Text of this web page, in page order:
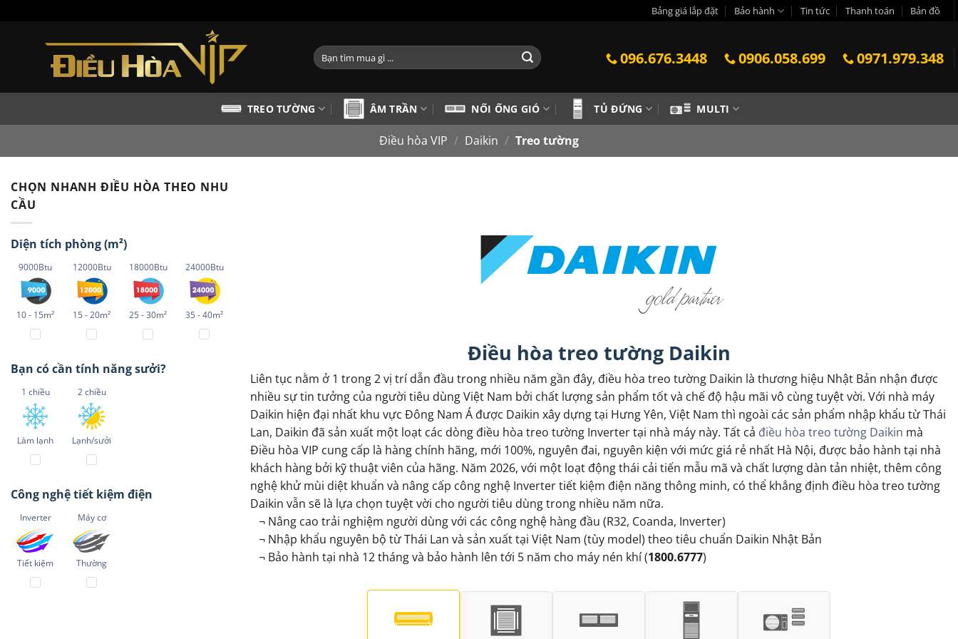
Bảng giá lắp đặt Bảo hành Tin tức Thanh toán Bản đồ
Tìm
kiếm:
096.676.3448 0906.058.699 0971.979.348
TREO TƯỜNG ÂM TRẦN NỐI ỐNG GIÓ TỦ ĐỨNG MULTI
Điều hòa VIP / Daikin / Treo tường
CHỌN NHANH ĐIỀU HÒA THEO NHU
CẦU
Diện tích phòng (m²)
9000Btu
10 - 15m²
12000Btu
15 - 20m²
18000Btu
25 - 30m²
24000Btu
35 - 40m²
Bạn có cần tính năng sưởi?
1 chiều
Làm lạnh
2 chiều
Lạnh/sưởi
Công nghệ tiết kiệm điện
Inverter
Tiết kiệm
Máy cơ
Thường
Điều hòa treo tường Daikin
Liên tục nằm ở 1 trong 2 vị trí dẫn đầu trong nhiều năm gần đây, điều hòa treo tường Daikin là thương hiệu Nhật Bản nhận được
nhiều sự tin tưởng của người tiêu dùng Việt Nam bởi chất lượng sản phẩm tốt và chế độ hậu mãi vô cùng tuyệt vời. Với nhà máy
Daikin hiện đại nhất khu vực Đông Nam Á được Daikin xây dựng tại Hưng Yên, Việt Nam thì ngoài các sản phẩm nhập khẩu từ Thái
Lan, Daikin đã sản xuất một loạt các dòng điều hòa treo tường Inverter tại nhà máy này. Tất cả điều hòa treo tường Daikin mà
Điều hòa VIP cung cấp là hàng chính hãng, mới 100%, nguyên đai, nguyên kiện với mức giá rẻ nhất Hà Nội, được bảo hành tại nhà
khách hàng bởi kỹ thuật viên của hãng. Năm 2026, với một loạt động thái cải tiến mẫu mã và chất lượng dàn tản nhiệt, thêm công
nghệ khử mùi diệt khuẩn và nâng cấp công nghệ Inverter tiết kiệm điện năng thông minh, có thể khẳng định điều hòa treo tường
Daikin vẫn sẽ là lựa chọn tuyệt vời cho người tiêu dùng trong nhiều năm nữa.
¬ Nâng cao trải nghiệm người dùng với các công nghệ hàng đầu (R32, Coanda, Inverter)
¬ Nhập khẩu nguyên bộ từ Thái Lan và sản xuất tại Việt Nam (tùy model) theo tiêu chuẩn Daikin Nhật Bản
¬ Bảo hành tại nhà 12 tháng và bảo hành lên tới 5 năm cho máy nén khí (1800.6777)